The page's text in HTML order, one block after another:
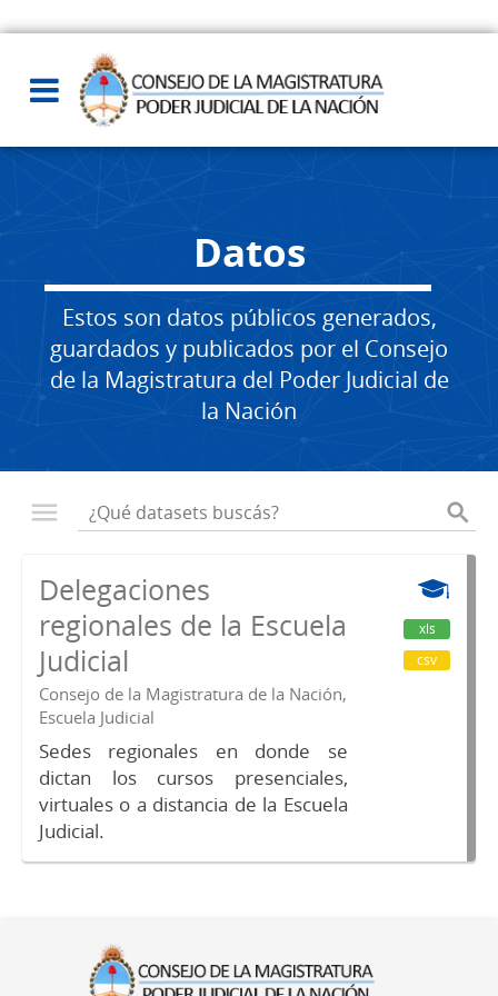
Datos
Estos son datos públicos generados,
guardados y publicados por el Consejo
de la Magistratura del Poder Judicial de
la Nación
Delegaciones
regionales de la Escuela
Judicial
Consejo de la Magistratura de la Nación,
Escuela Judicial
Sedes regionales en donde se
dictan los cursos presenciales,
virtuales o a distancia de la Escuela
Judicial.
xls
csv